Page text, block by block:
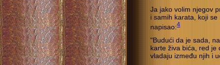
Ja jako volim njegov
i samih karata, koji
napisao:4
"Budući da je sada,
karte živa bića, red je
vladaju između njih i